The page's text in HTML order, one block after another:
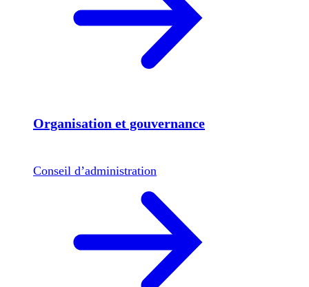
Organisation et gouvernance
Conseil d’administration